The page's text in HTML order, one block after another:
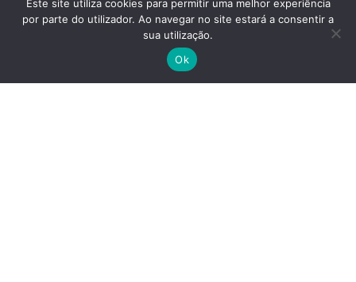
Este site utiliza cookies para permitir uma melhor experiência
por parte do utilizador. Ao navegar no site estará a consentir a
sua utilização.
Ok